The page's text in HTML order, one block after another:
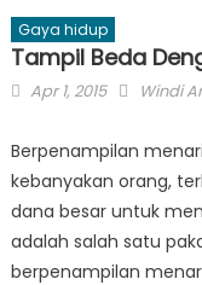
Gaya hidup
Tampil Beda
Posted
Apr 1, 2015 Author
Windi
Berpenampilan
kebanyakan orang,
dana besar untuk
adalah salah satu
berpenampilan